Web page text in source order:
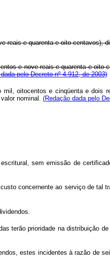
e quarenta e oito centavos),
e nove reais e quarenta e oito
pelo Decreto nº 4.912, de 2003)
oitocentos e cinqüenta e dois
nominal. (Redação dada pelo
sem emissão de
concernente ao serviço de tal
terão prioridade na distribuição
estes incidentes à razão de